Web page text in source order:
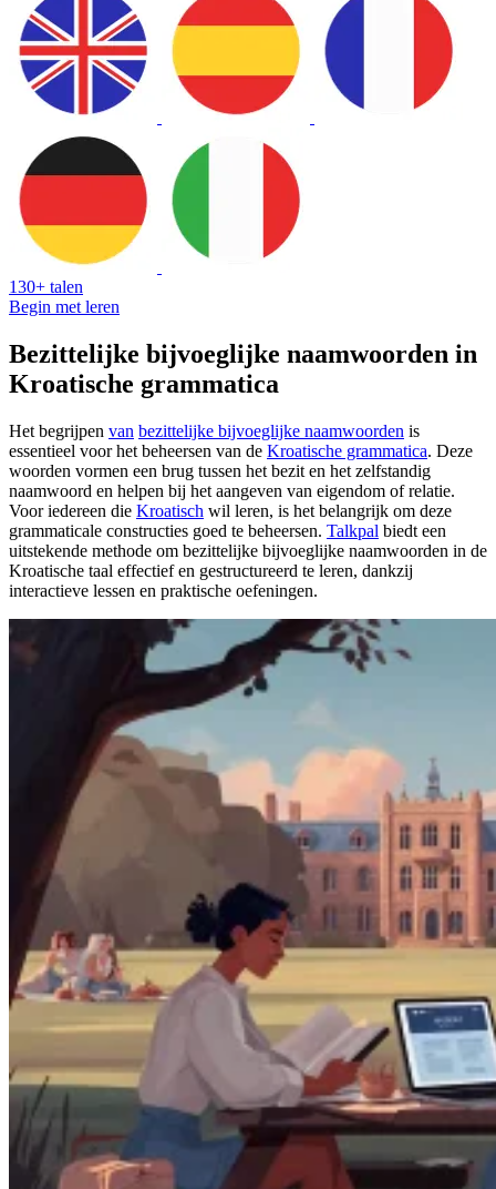
130+ talen
Begin met leren
Bezittelijke bijvoeglijke naamwoorden in
Kroatische grammatica
Het begrijpen van bezittelijke bijvoeglijke naamwoorden is
essentieel voor het beheersen van de Kroatische grammatica. Deze
woorden vormen een brug tussen het bezit en het zelfstandig
naamwoord en helpen bij het aangeven van eigendom of relatie.
Voor iedereen die Kroatisch wil leren, is het belangrijk om deze
grammaticale constructies goed te beheersen. Talkpal biedt een
uitstekende methode om bezittelijke bijvoeglijke naamwoorden in de
Kroatische taal effectief en gestructureerd te leren, dankzij
interactieve lessen en praktische oefeningen.